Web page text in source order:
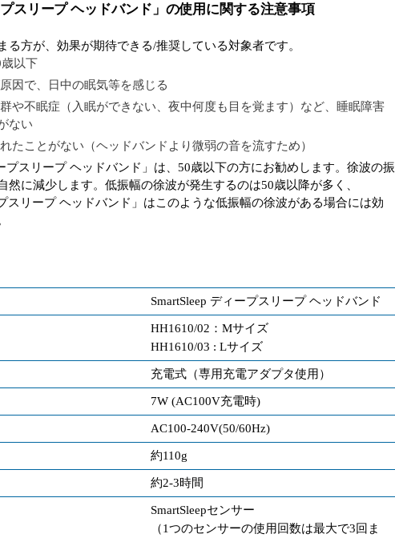
スリープ ヘッドバンド」の使用に関する注意事項
る方が、効果が期待できる/推奨している対象者です。
以下
因で、日中の眠気等を感じる
や不眠症（入眠ができない、夜中何度も目を覚ます）など、睡眠障害
ない
たことがない（ヘッドバンドより微弱の音を流すため）
プスリープ ヘッドバンド」は、50歳以下の方にお勧めします。徐波の振
然に減少します。低振幅の徐波が発生するのは50歳以降が多く、
プスリープ ヘッドバンド」はこのような低振幅の徐波がある場合には効
SmartSleep ディープスリープ ヘッドバンド
HH1610/02：Mサイズ
HH1610/03 : Lサイズ
充電式（専用充電アダプタ使用）
7W (AC100V充電時)
AC100-240V(50/60Hz)
約110g
約2-3時間
SmartSleepセンサー
（1つのセンサーの使用回数は最大で3回ま